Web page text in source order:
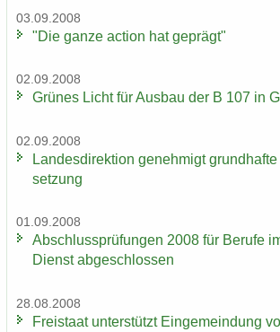
03.09.2008
"Die ganze ac­tion hat ge­prägt"
02.09.2008
Grü­nes Licht für Aus­bau der B 107 in
02.09.2008
Lan­des­di­rek­ti­on ge­neh­migt
set­zung
01.09.2008
Ab­schluss­prü­fun­gen 2008 für Be­ru­fe
Dienst ab­ge­schlos­sen
28.08.2008
Frei­staat un­ter­stützt Ein­ge­mein­dung